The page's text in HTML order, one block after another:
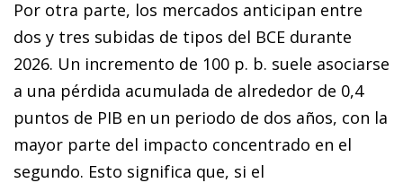
Por otra parte, los mercados anticipan entre
dos y tres subidas de tipos del BCE durante
2026. Un incremento de 100 p. b. suele asociarse
a una pérdida acumulada de alrededor de 0,4
puntos de PIB en un periodo de dos años, con la
mayor parte del impacto concentrado en el
segundo. Esto significa que, si el